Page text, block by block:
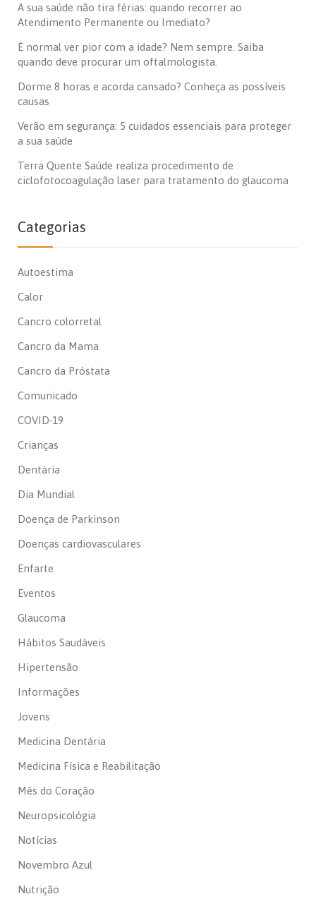
A sua saúde não tira férias: quando recorrer ao
Atendimento Permanente ou Imediato?
É normal ver pior com a idade? Nem sempre. Saiba
quando deve procurar um oftalmologista.
Dorme 8 horas e acorda cansado? Conheça as possíveis
causas
Verão em segurança: 5 cuidados essenciais para proteger
a sua saúde
Terra Quente Saúde realiza procedimento de
ciclofotocoagulação laser para tratamento do glaucoma
Categorias
Autoestima
Calor
Cancro colorretal
Cancro da Mama
Cancro da Próstata
Comunicado
COVID-19
Crianças
Dentária
Dia Mundial
Doença de Parkinson
Doenças cardiovasculares
Enfarte
Eventos
Glaucoma
Hábitos Saudáveis
Hipertensão
Informações
Jovens
Medicina Dentária
Medicina Física e Reabilitação
Mês do Coração
Neuropsicológia
Notícias
Novembro Azul
Nutrição